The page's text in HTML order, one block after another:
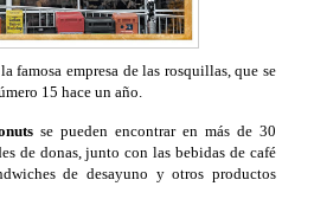
famosa empresa de las rosquillas, que se
15 hace un año.
se pueden encontrar en más de 30
de donas, junto con las bebidas de café
de desayuno y otros productos